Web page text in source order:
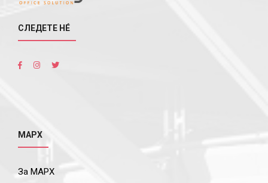
СЛЕДЕТЕ НÉ
МАРХ
За МАРХ